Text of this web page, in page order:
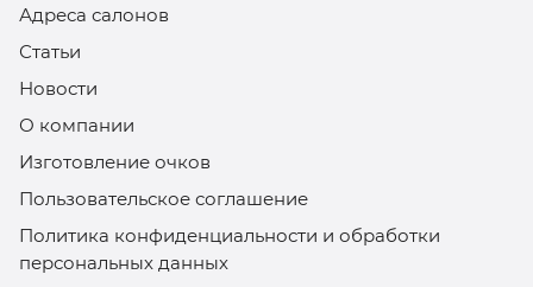
Адреса салонов
Статьи
Новости
О компании
Изготовление очков
Пользовательское соглашение
Политика конфиденциальности и обработки
персональных данных